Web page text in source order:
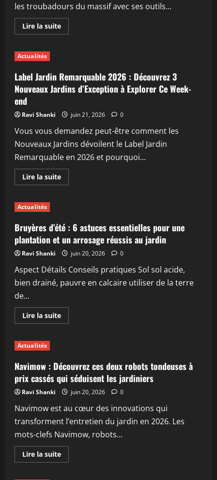
protéger
cet
été
les troubadours du massif avec ses outils...
Lire la suiteEn
savoir
déchaîne
les
passions
en
outils
Parkside,
un
engouement
massif
sur
la
toile
Actualités
Label Jardin Remarquable 2026 : Découvrez 3
Nouveaux Jardins d’Exception à Explorer Ce Week-
end
Ravi Shanki juin 21, 2026 0
Vous vous demandez peut-être comment les
Nouveaux Jardins dévoilent le Label Jardin
Remarquable en 2026 et pourquoi...
Lire la suiteEn
savoir
2026
:
Découvrez
3
Nouveaux
Jardins
d’Exception
à
Ce
Actualités
Bruyères d’été : 6 astuces essentielles pour une
plantation et un arrosage réussis au jardin
Ravi Shanki juin 20, 2026 0
Aspect Détails Conseils pratiques Sol sol acide,
bien drainé, pauvre en calcaire utiliser de la terre
de...
Lire la suiteEn
savoir
6
astuces
essentielles
pour
une
plantation
un
arrosage
réussis
jardin
Actualités
Navimow : Découvrez ces deux robots tondeuses à
prix cassés qui séduisent les jardiniers
Ravi Shanki juin 20, 2026 0
Navimow est au cœur des innovations qui
transforment l’entretien du jardin en 2026. Les
mots-clefs Navimow, robots...
Lire la suiteEn
savoir